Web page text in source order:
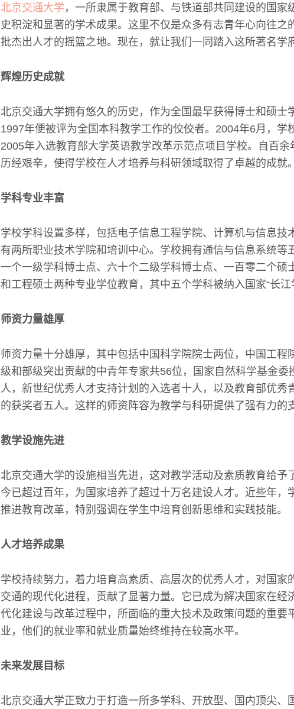
北京交通大学 ，一所隶属于教育部、与铁道部共同建设的国家
史积淀和显著的学术成果。这里不仅是众多有志青年心向往之
批杰出人才的摇篮之地。现在，就让我们一同踏入这所著名学
辉煌历史成就
北京交通大学拥有悠久的历史，作为全国最早获得博士和硕士
1997年便被评为全国本科教学工作的佼佼者。2004年6月，学
2005年入选教育部大学英语教学改革示范点项目学校。自百
历经艰辛，使得学校在人才培养与科研领域取得了卓越的成就。
学科专业丰富
学校学科设置多样，包括电子信息工程学院、计算机与信息技
有两所职业技术学院和培训中心。学校拥有通信与信息系统等
一个一级学科博士点、六十个二级学科博士点、一百零二个硕
和工程硕士两种专业学位教育，其中五个学科被纳入国家“长江
师资力量雄厚
师资力量十分雄厚，其中包括中国科学院院士两位，中国工程
级和部级突出贡献的中青年专家共56位，国家自然科学基金委
人，新世纪优秀人才支持计划的入选者十人，以及教育部优秀
的获奖者五人。这样的师资阵容为教学与科研提供了强有力的
教学设施先进
北京交通大学的设施相当先进，这对教学活动及素质教育给予
今已超过百年，为国家培养了超过十万名建设人才。近些年，
推进教育改革，特别强调在学生中培育创新思维和实践技能。
人才培养成果
学校持续努力，着力培育高素质、高层次的优秀人才，对国家
交通的现代化进程，贡献了显著力量。它已成为解决国家在经
代化建设与改革过程中，所面临的重大技术及政策问题的重要
业，他们的就业率和就业质量始终维持在较高水平。
未来发展目标
北京交通大学正致力于打造一所多学科、开放型、国内顶尖、